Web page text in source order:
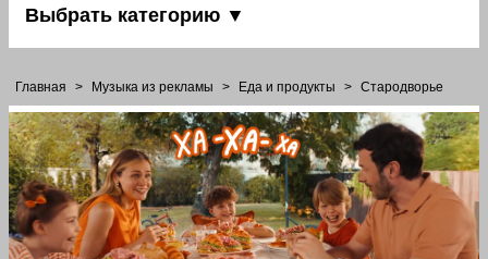
Выбрать категорию ▼
Главная > Музыка из рекламы > Еда и продукты > Стародворье